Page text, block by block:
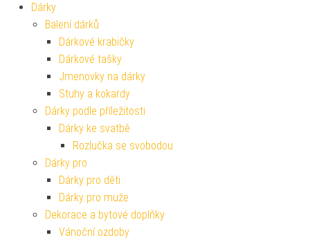
Dárky
Balení dárků
Dárkové krabičky
Dárkové tašky
Jmenovky na dárky
Stuhy a kokardy
Dárky podle příležitosti
Dárky ke svatbě
Rozlučka se svobodou
Dárky pro
Dárky pro děti
Dárky pro muže
Dekorace a bytové doplňky
Vánoční ozdoby